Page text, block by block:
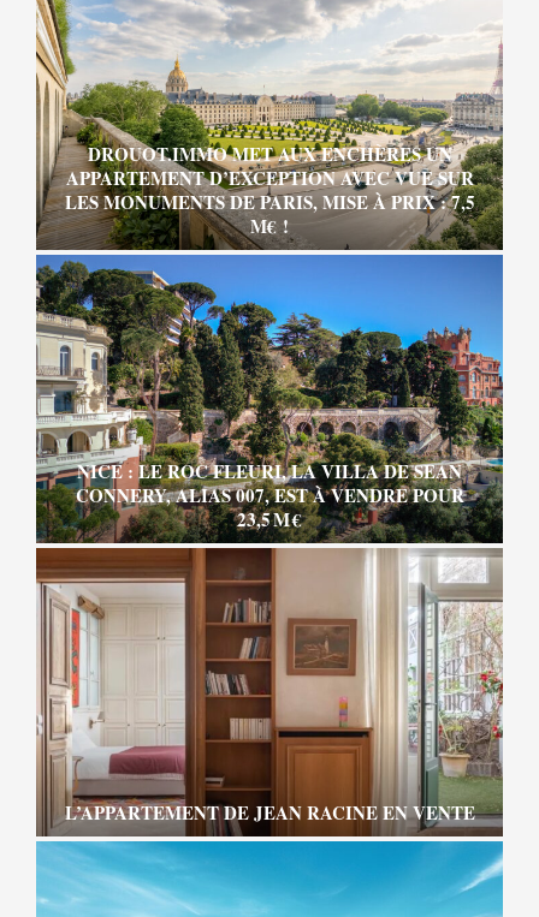
DROUOT.IMMO MET AUX ENCHÈRES UN
APPARTEMENT D’EXCEPTION AVEC VUE SUR
LES MONUMENTS DE PARIS, MISE À PRIX : 7,5
M€ !
NICE : LE ROC FLEURI, LA VILLA DE SEAN
CONNERY, ALIAS 007, EST À VENDRE POUR
23,5 M €
L’APPARTEMENT DE JEAN RACINE EN VENTE